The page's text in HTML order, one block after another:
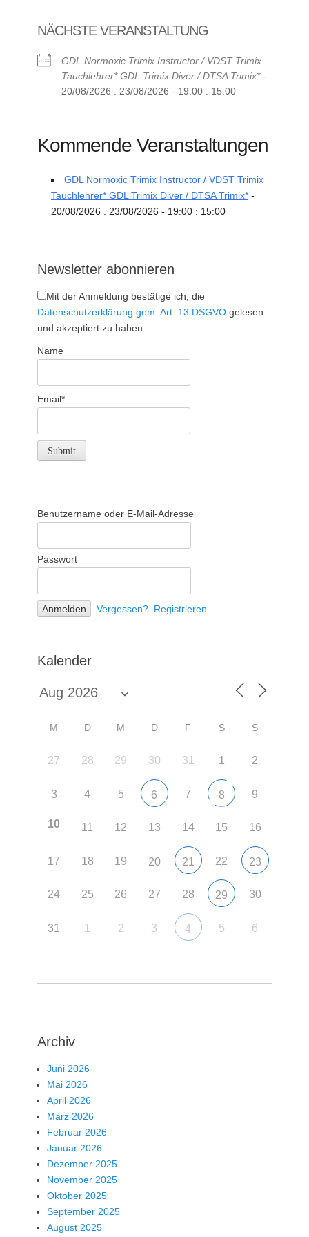
NÄCHSTE VERANSTALTUNG
GDL Normoxic Trimix Instructor / VDST Trimix
Tauchlehrer* GDL Trimix Diver / DTSA Trimix*-
20/08/2026 . 23/08/2026 - 19:00 : 15:00
Kommende Veranstaltungen
GDL Normoxic Trimix Instructor / VDST Trimix
Tauchlehrer* GDL Trimix Diver / DTSA Trimix* -
20/08/2026 . 23/08/2026 - 19:00 : 15:00
Newsletter abonnieren
Mit der Anmeldung bestätige ich, die
Datenschutzerklärung gem. Art. 13 DSGVO gelesen
und akzeptiert zu haben.
Name
Email*
Benutzername oder E-Mail-Adresse
Passwort
Vergessen? Registrieren
Kalender
M D M D F S S
27 28 29 30 31 1 2
3 4 5 6 7 8 9
10 11 12 13 14 15 16
17 18 19 20 21 22 23
24 25 26 27 28 29 30
31 1 2 3 4 5 6
Archiv
Juni 2026
Mai 2026
April 2026
März 2026
Februar 2026
Januar 2026
Dezember 2025
November 2025
Oktober 2025
September 2025
August 2025